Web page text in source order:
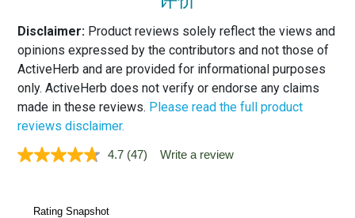
Disclaimer:Product reviews solely reflect the views and
opinions expressed by the contributors and not those of
ActiveHerb and are provided for informational purposes
only. ActiveHerb does not verify or endorse any claims
made in these reviews. Please read the full product
reviews disclaimer.
4.7 Read
(47) Write a review